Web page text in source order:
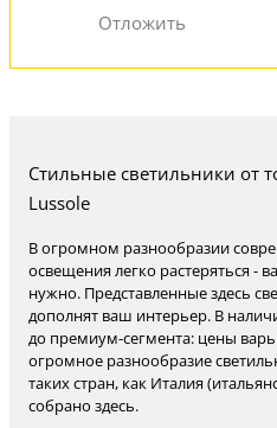
Стильные светильники от
Lussole
В огромном разнообразии
освещения легко растеряться -
нужно. Представленные здесь
дополнят ваш интерьер. В
до премиум-сегмента: цены
огромное разнообразие
таких стран, как Италия
собрано здесь.